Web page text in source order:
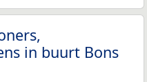
in buurt Bons